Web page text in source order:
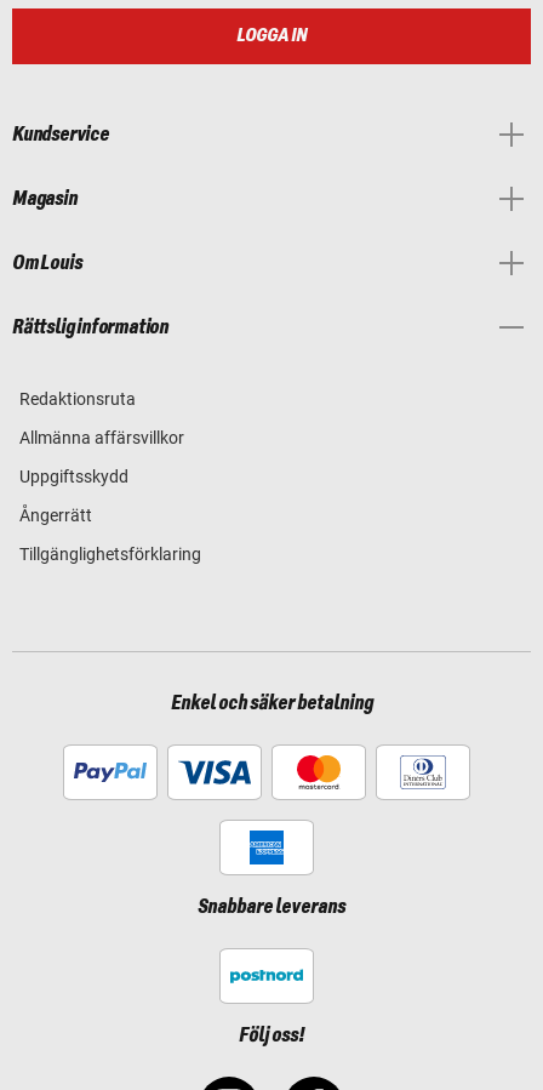
LOGGA IN
Kundservice
Magasin
Om Louis
Rättslig information
Redaktionsruta
Allmänna affärsvillkor
Uppgiftsskydd
Ångerrätt
Tillgänglighetsförklaring
Enkel och säker betalning
Snabbare leverans
Följ oss!